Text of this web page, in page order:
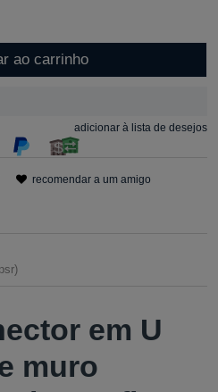
ao carrinho
adicionar à lista de desejos
recomendar a um amigo
em U
muro